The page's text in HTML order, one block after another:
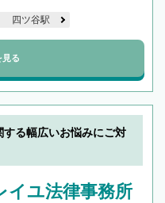
四ツ谷駅
見る
する幅広いお悩みにご対
イユ法律事務所